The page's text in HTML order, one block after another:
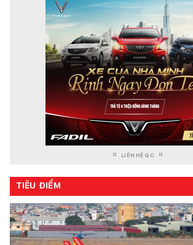
LIÊN HỆ QC
TIÊU ĐIỂM